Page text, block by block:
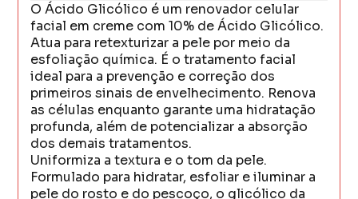
O Ácido Glicólico é um renovador celular
facial em creme com 10% de Ácido Glicólico.
Atua para retexturizar a pele por meio da
esfoliação química. É o tratamento facial
ideal para a prevenção e correção dos
primeiros sinais de envelhecimento. Renova
as células enquanto garante uma hidratação
profunda, além de potencializar a absorção
dos demais tratamentos.
Uniformiza a textura e o tom da pele.
Formulado para hidratar, esfoliar e iluminar a
pele do rosto e do pescoço, o glicólico da